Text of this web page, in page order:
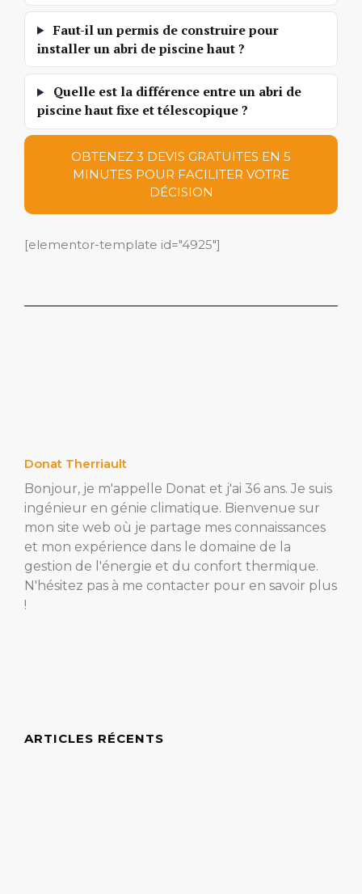
Faut-il un permis de construire pour
installer un abri de piscine haut ?
Quelle est la différence entre un abri de
piscine haut fixe et télescopique ?
OBTENEZ 3 DEVIS GRATUITES EN 5
MINUTES POUR FACILITER VOTRE
DÉCISION
[elementor-template id="4925"]
Donat Therriault
Bonjour, je m'appelle Donat et j'ai 36 ans. Je suis
ingénieur en génie climatique. Bienvenue sur
mon site web où je partage mes connaissances
et mon expérience dans le domaine de la
gestion de l'énergie et du confort thermique.
N'hésitez pas à me contacter pour en savoir plus
!
ARTICLES RÉCENTS